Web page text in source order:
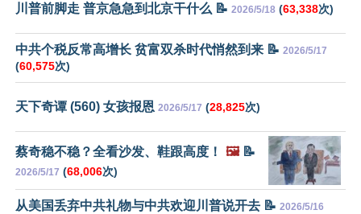
川普前脚走 普京急急到北京干什么 📝 2026/5/18 (63,338次)
中共个税反常高增长 贫富双杀时代悄然到来 📝 2026/5/17
(60,575次)
天下奇谭 (560) 女孩报恩 2026/5/17 (28,825次)
蔡奇稳不稳？全看沙发、鞋跟高度！ 🖼️📝
2026/5/17 (68,006次)
从美国丢弃中共礼物与中共欢迎川普说开去 📝 2026/5/16